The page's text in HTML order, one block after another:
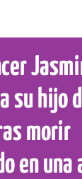
su hijo
morir
en una